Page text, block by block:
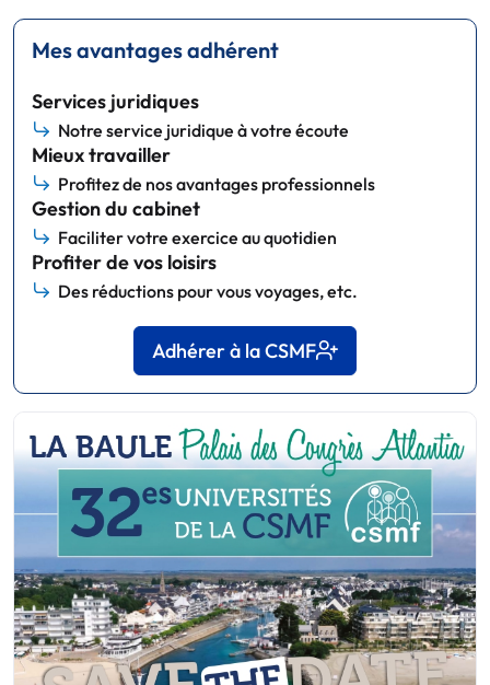
Mes avantages adhérent
Services juridiques
Notre service juridique à votre écoute
Mieux travailler
Profitez de nos avantages professionnels
Gestion du cabinet
Faciliter votre exercice au quotidien
Profiter de vos loisirs
Des réductions pour vous voyages, etc.
Adhérer à la CSMF